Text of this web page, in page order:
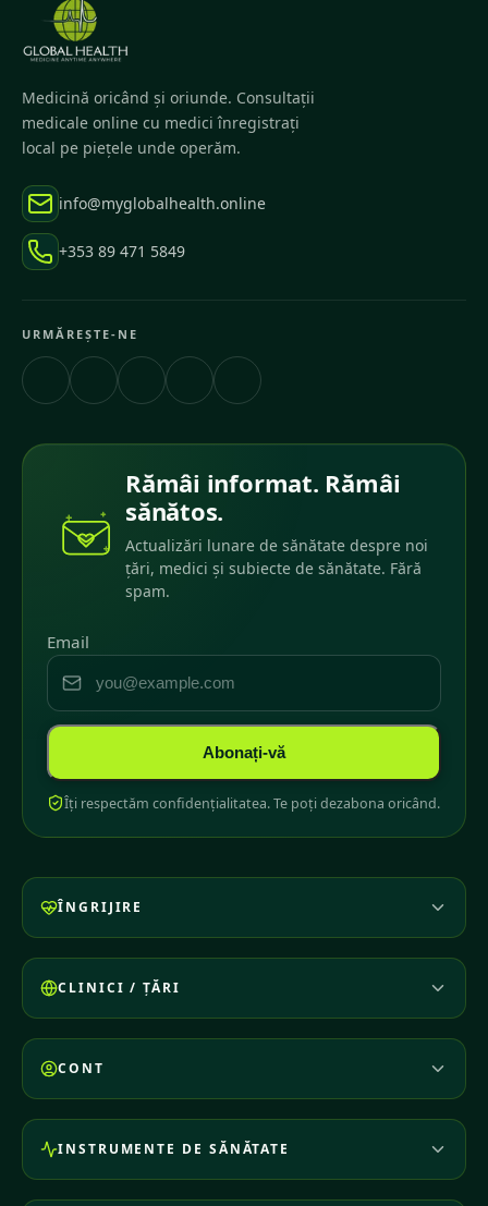
Medicină oricând și oriunde. Consultații
medicale online cu medici înregistrați
local pe piețele unde operăm.
info@myglobalhealth.online
+353 89 471 5849
URMĂREȘTE-NE
Rămâi informat. Rămâi
sănătos.
Actualizări lunare de sănătate despre noi
țări, medici și subiecte de sănătate. Fără
spam.
Email
Abonați-vă
Îți respectăm confidențialitatea. Te poți dezabona oricând.
ÎNGRIJIRE
CLINICI / ȚĂRI
CONT
INSTRUMENTE DE SĂNĂTATE